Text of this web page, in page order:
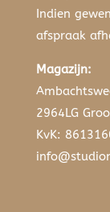
Indien
afspraak
Magazijn:
2964LG
KvK: